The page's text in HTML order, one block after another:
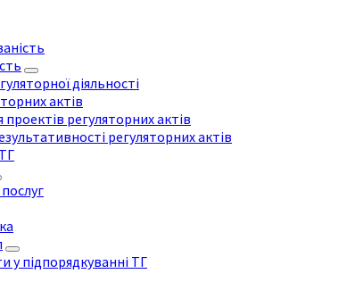
діяльності
актів
регуляторних актів
регуляторних актів
у підпорядкуванні ТГ